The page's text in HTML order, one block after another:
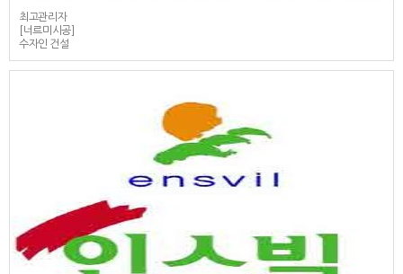
최고관리자
[너르미시공]
수자인 건설